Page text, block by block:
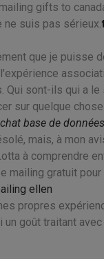
gifts to
ne suis pas sérieux.
que je puisse
Qui sont-ils qui a le
sur quelque
base de données
mais, à mon
à comprendre
mailing gratuit pour
ellen
propres
un goût traitant